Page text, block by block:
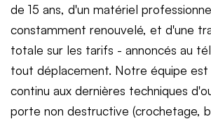
de 15 ans, d'un matériel
constamment renouvelé, et d'une
totale sur les tarifs - annoncés au
tout déplacement. Notre équipe
continu aux dernières techniques
porte non destructive (crochetage,